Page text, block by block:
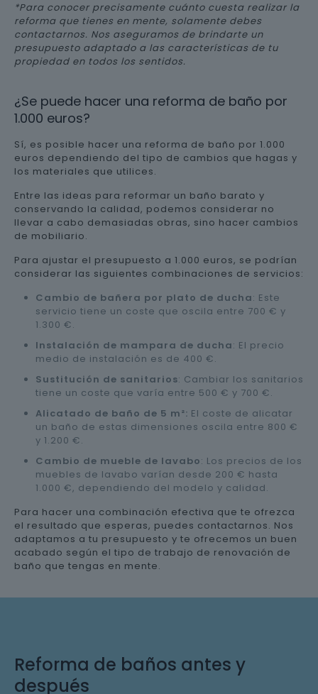
*Para conocer precisamente cuánto cuesta realizar la
reforma que tienes en mente, solamente debes
contactarnos. Nos aseguramos de brindarte un
presupuesto adaptado a las características de tu
propiedad en todos los sentidos.
¿Se puede hacer una reforma de baño por
1.000 euros?
Sí, es posible hacer una reforma de baño por 1.000
euros dependiendo del tipo de cambios que hagas y
los materiales que utilices.
Entre las ideas para reformar un baño barato y
conservando la calidad, podemos considerar no
llevar a cabo demasiadas obras, sino hacer cambios
de mobiliario.
Para ajustar el presupuesto a 1.000 euros, se podrían
considerar las siguientes combinaciones de servicios:
Cambio de bañera por plato de ducha: Este
servicio tiene un coste que oscila entre 700 € y
1.300 €.
Instalación de mampara de ducha: El precio
medio de instalación es de 400 €.
Sustitución de sanitarios: Cambiar los sanitarios
tiene un coste que varía entre 500 € y 700 €.
Alicatado de baño de 5 m²: El coste de alicatar
un baño de estas dimensiones oscila entre 800 €
y 1.200 €.
Cambio de mueble de lavabo: Los precios de los
muebles de lavabo varían desde 200 € hasta
1.000 €, dependiendo del modelo y calidad.
Para hacer una combinación efectiva que te ofrezca
el resultado que esperas, puedes contactarnos. Nos
adaptamos a tu presupuesto y te ofrecemos un buen
acabado según el tipo de trabajo de renovación de
baño que tengas en mente.
Reforma de baños antes y
después